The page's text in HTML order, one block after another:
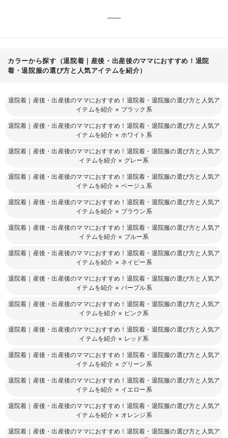
カラーから探す（退院着｜産後・出産後のママにおすすめ！退院
着・退院服の選び方と人気アイテムを紹介）
退院着｜産後・出産後のママにおすすめ！退院着・退院服の選び方と人気ア
イテムを紹介 × ブラック系
退院着｜産後・出産後のママにおすすめ！退院着・退院服の選び方と人気ア
イテムを紹介 × ホワイト系
退院着｜産後・出産後のママにおすすめ！退院着・退院服の選び方と人気ア
イテムを紹介 × グレー系
退院着｜産後・出産後のママにおすすめ！退院着・退院服の選び方と人気ア
イテムを紹介 × ベージュ系
退院着｜産後・出産後のママにおすすめ！退院着・退院服の選び方と人気ア
イテムを紹介 × ブラウン系
退院着｜産後・出産後のママにおすすめ！退院着・退院服の選び方と人気ア
イテムを紹介 × ブルー系
退院着｜産後・出産後のママにおすすめ！退院着・退院服の選び方と人気ア
イテムを紹介 × ネイビー系
退院着｜産後・出産後のママにおすすめ！退院着・退院服の選び方と人気ア
イテムを紹介 × パープル系
退院着｜産後・出産後のママにおすすめ！退院着・退院服の選び方と人気ア
イテムを紹介 × ピンク系
退院着｜産後・出産後のママにおすすめ！退院着・退院服の選び方と人気ア
イテムを紹介 × レッド系
退院着｜産後・出産後のママにおすすめ！退院着・退院服の選び方と人気ア
イテムを紹介 × グリーン系
退院着｜産後・出産後のママにおすすめ！退院着・退院服の選び方と人気ア
イテムを紹介 × イエロー系
退院着｜産後・出産後のママにおすすめ！退院着・退院服の選び方と人気ア
イテムを紹介 × オレンジ系
退院着｜産後・出産後のママにおすすめ！退院着・退院服の選び方と人気ア